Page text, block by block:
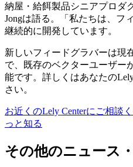
納屋・給餌製品シニアプロダ
Jongは語る。「私たちは、フ
継続的に開発しています。
新しいフィードグラバーは現
で、既存のベクターユーザー
能です。詳しくはあなたの
さい。
お近くのLely Centerにご相談く
っと知る
その他のニュース